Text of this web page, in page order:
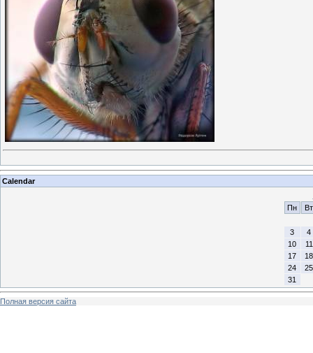
Calendar
Пн
Вт
3
4
10
11
17
18
24
25
31
Полная версия сайта